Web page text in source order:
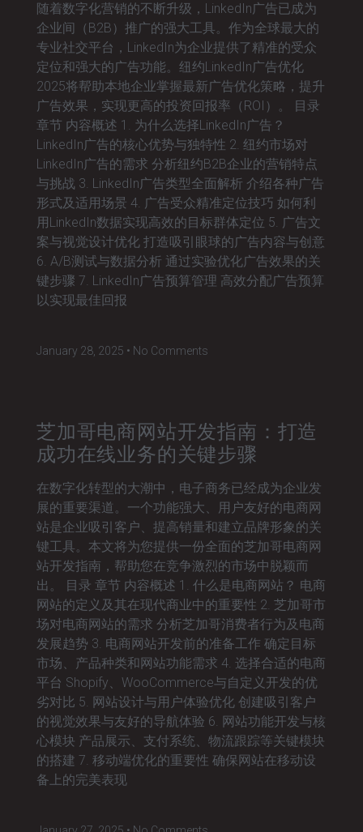
随着数字化营销的不断升级，LinkedIn广告已成为
企业间（B2B）推广的强大工具。作为全球最大的
专业社交平台，LinkedIn为企业提供了精准的受众
定位和强大的广告功能。纽约LinkedIn广告优化
2025将帮助本地企业掌握最新广告优化策略，提升
广告效果，实现更高的投资回报率（ROI）。 目录
章节 内容概述 1. 为什么选择LinkedIn广告？
LinkedIn广告的核心优势与独特性 2. 纽约市场对
LinkedIn广告的需求 分析纽约B2B企业的营销特点
与挑战 3. LinkedIn广告类型全面解析 介绍各种广告
形式及适用场景 4. 广告受众精准定位技巧 如何利
用LinkedIn数据实现高效的目标群体定位 5. 广告文
案与视觉设计优化 打造吸引眼球的广告内容与创意
6. A/B测试与数据分析 通过实验优化广告效果的关
键步骤 7. LinkedIn广告预算管理 高效分配广告预算
以实现最佳回报
January 28, 2025 No Comments
芝加哥电商网站开发指南：打造
成功在线业务的关键步骤
在数字化转型的大潮中，电子商务已经成为企业发
展的重要渠道。一个功能强大、用户友好的电商网
站是企业吸引客户、提高销量和建立品牌形象的关
键工具。本文将为您提供一份全面的芝加哥电商网
站开发指南，帮助您在竞争激烈的市场中脱颖而
出。 目录 章节 内容概述 1. 什么是电商网站？ 电商
网站的定义及其在现代商业中的重要性 2. 芝加哥市
场对电商网站的需求 分析芝加哥消费者行为及电商
发展趋势 3. 电商网站开发前的准备工作 确定目标
市场、产品种类和网站功能需求 4. 选择合适的电商
平台 Shopify、WooCommerce与自定义开发的优
劣对比 5. 网站设计与用户体验优化 创建吸引客户
的视觉效果与友好的导航体验 6. 网站功能开发与核
心模块 产品展示、支付系统、物流跟踪等关键模块
的搭建 7. 移动端优化的重要性 确保网站在移动设
备上的完美表现